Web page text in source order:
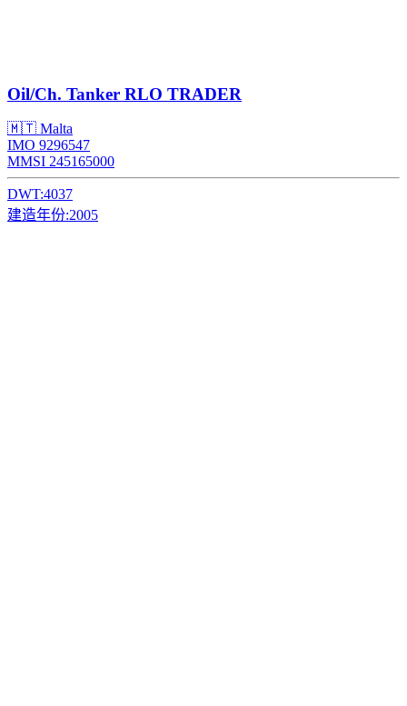
Oil/Ch. Tanker RLO TRADER
🇲🇹 Malta
IMO 9296547
MMSI 245165000
DWT:4037
建造年份:2005